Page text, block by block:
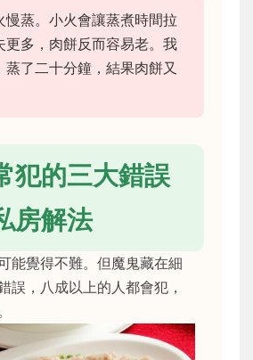
慢蒸。小火會讓蒸煮時間拉
更多，肉餅反而容易老。我
蒸了二十分鐘，結果肉餅又
犯的三大錯誤
房解法
能覺得不難。但魔鬼藏在細
誤，八成以上的人都會犯，